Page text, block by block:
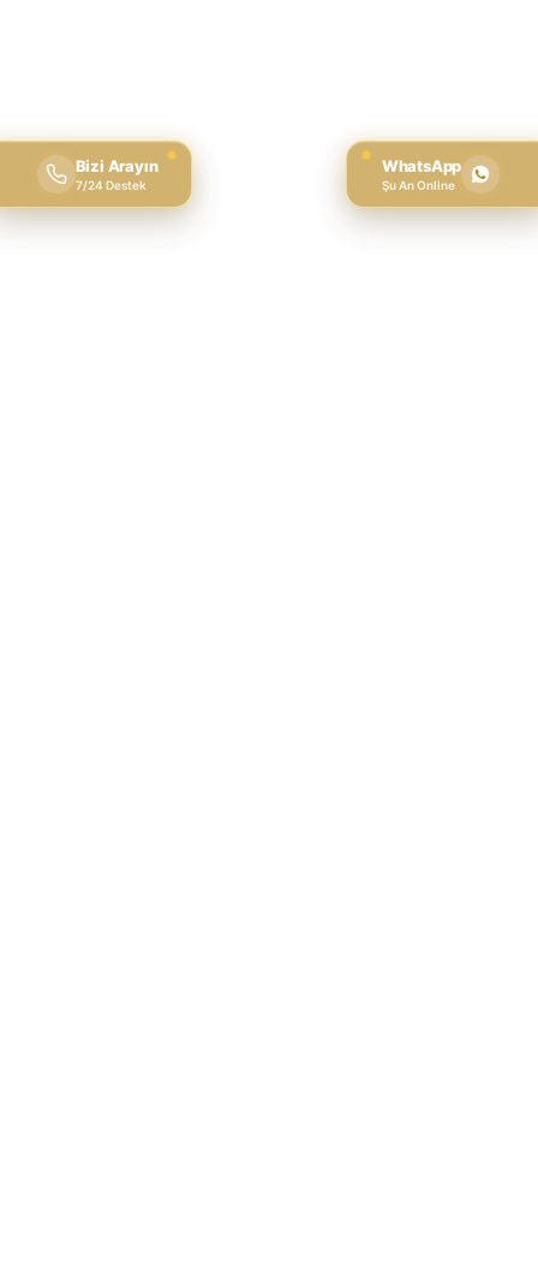
Bizi Arayın
7/24 Destek
WhatsApp
Şu An Online